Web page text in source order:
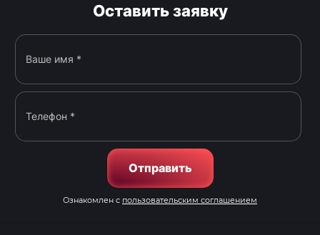
Оставить заявку
Отправить
Ознакомлен с пользовательским соглашением